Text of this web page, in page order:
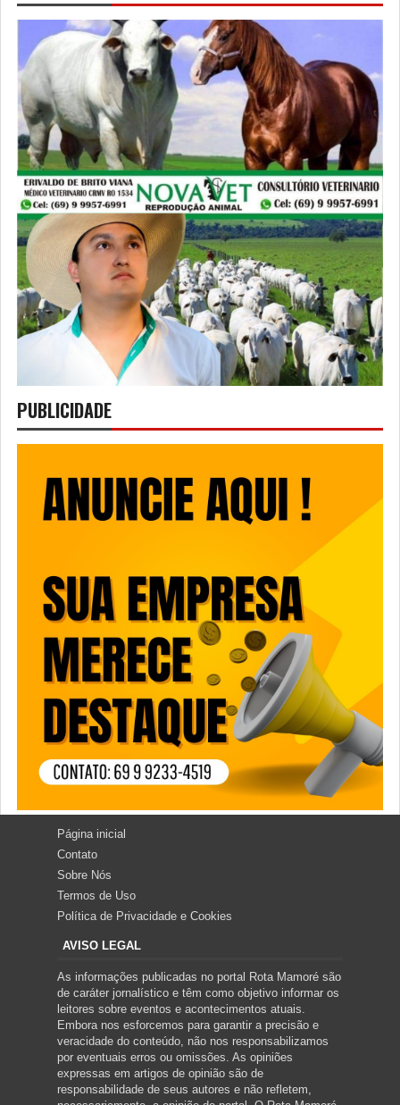
PUBLICIDADE
Página inicial
Contato
Sobre Nós
Termos de Uso
Política de Privacidade e Cookies
AVISO LEGAL
As informações publicadas no portal Rota Mamoré são
de caráter jornalístico e têm como objetivo informar os
leitores sobre eventos e acontecimentos atuais.
Embora nos esforcemos para garantir a precisão e
veracidade do conteúdo, não nos responsabilizamos
por eventuais erros ou omissões. As opiniões
expressas em artigos de opinião são de
responsabilidade de seus autores e não refletem,